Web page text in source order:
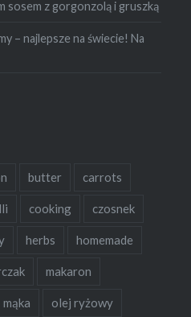
sosem z gorgonzolą i gruszką
– najlepsze na świecie! Na
butter carrots
cooking czosnek
herbs homemade
makaron
mąka olej ryżowy